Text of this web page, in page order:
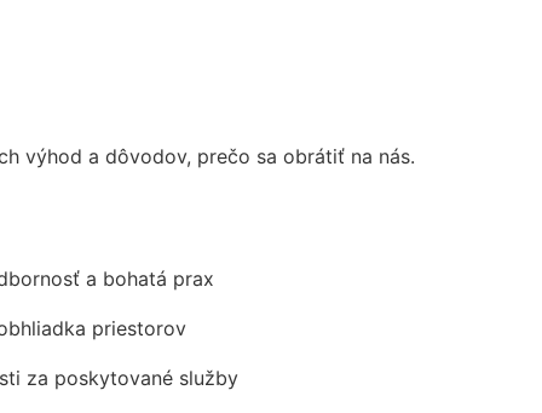
výhod a dôvodov, prečo sa obrátiť na nás.
a bohatá prax
priestorov
za poskytované služby